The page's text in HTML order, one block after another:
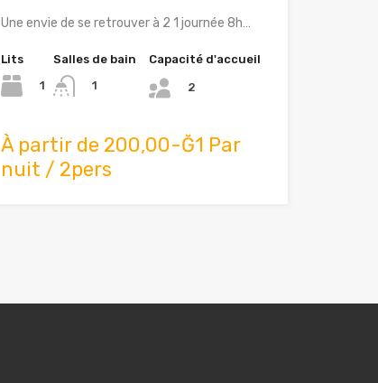
Une envie de se retrouver à 2 1 journée 8h…
Lits
1
Salles de bain
1
Capacité d'accueil
2
À partir de 200,00-Ğ1 Par
nuit / 2pers